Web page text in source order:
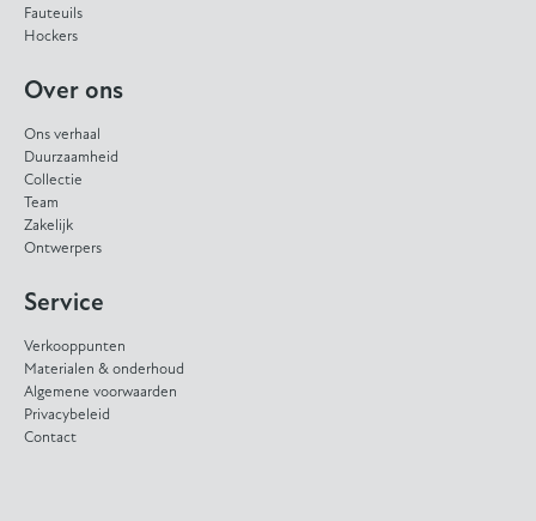
Fauteuils
Hockers
Over ons
Ons verhaal
Duurzaamheid
Collectie
Team
Zakelijk
Ontwerpers
Service
Verkooppunten
Materialen & onderhoud
Algemene voorwaarden
Privacybeleid
Contact